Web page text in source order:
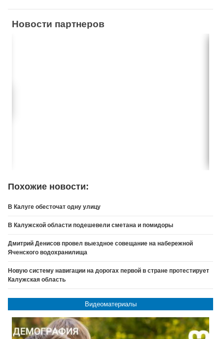
Новости партнеров
Похожие новости:
В Калуге обесточат одну улицу
В Калужской области подешевели сметана и помидоры
Дмитрий Денисов провел выездное совещание на набережной
Яченского водохранилища
Новую систему навигации на дорогах первой в стране протестирует
Калужская область
Видеоматериалы